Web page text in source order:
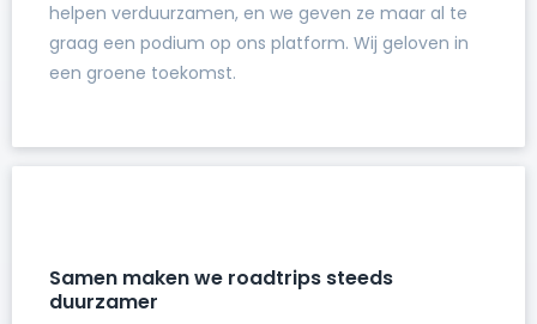
helpen verduurzamen, en we geven ze maar al te
graag een podium op ons platform. Wij geloven in
een groene toekomst.
Samen maken we roadtrips steeds
duurzamer